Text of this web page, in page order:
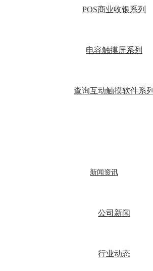
POS商业收银系列
电容触摸屏系列
查询互动触摸软件系列
新闻资讯
公司新闻
行业动态